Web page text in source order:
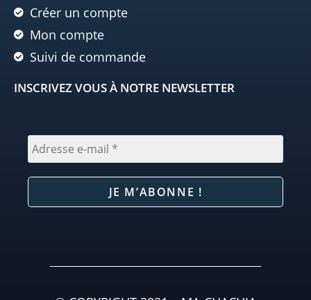
Créer un compte
Mon compte
Suivi de commande
INSCRIVEZ VOUS À NOTRE NEWSLETTER